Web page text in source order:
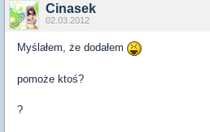
Cinasek
02.03.2012
Myślałem, że dodałem
pomoże ktoś?
?